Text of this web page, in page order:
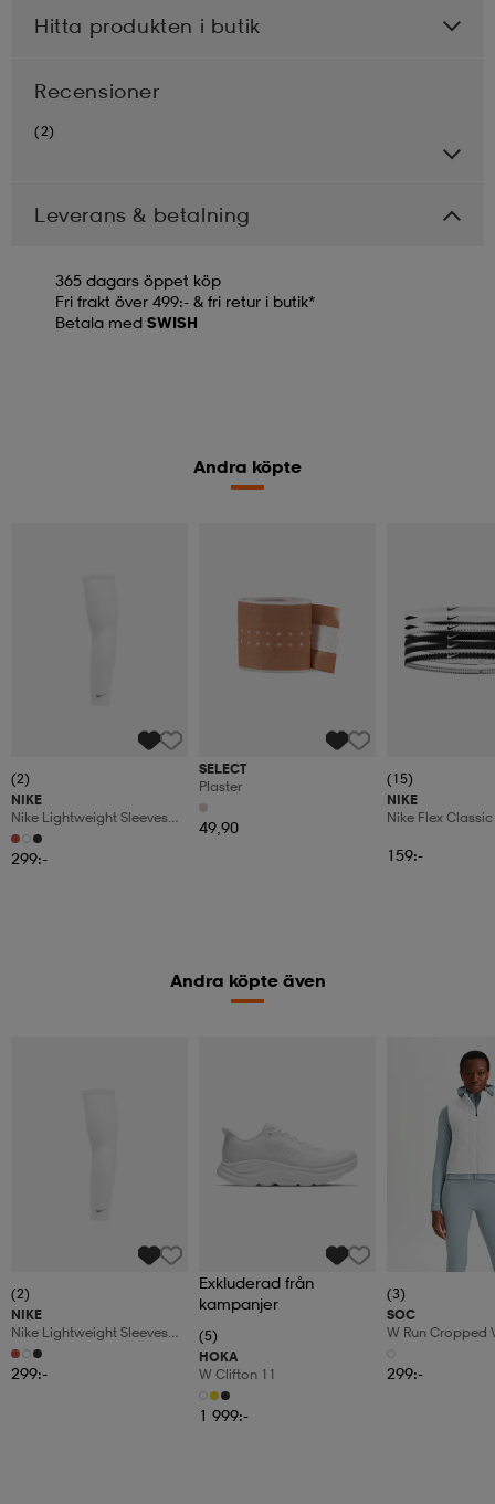
Hitta produkten i butik
Recensioner
(2)
Leverans & betalning
365 dagars öppet köp
Fri frakt över 499:- & fri retur i butik*
Betala med SWISH
Andra köpte
(2)
NIKE
Nike Lightweight Sleeves
2.0
299:-
SELECT
Plaster
49,90
(15)
NIKE
Nike Flex
159:-
Andra köpte även
(2)
NIKE
Nike Lightweight Sleeves
2.0
299:-
Exkluderad från
kampanjer
(5)
HOKA
W Clifton 11
1 999:-
(3)
SOC
W Run Cropped
299:-